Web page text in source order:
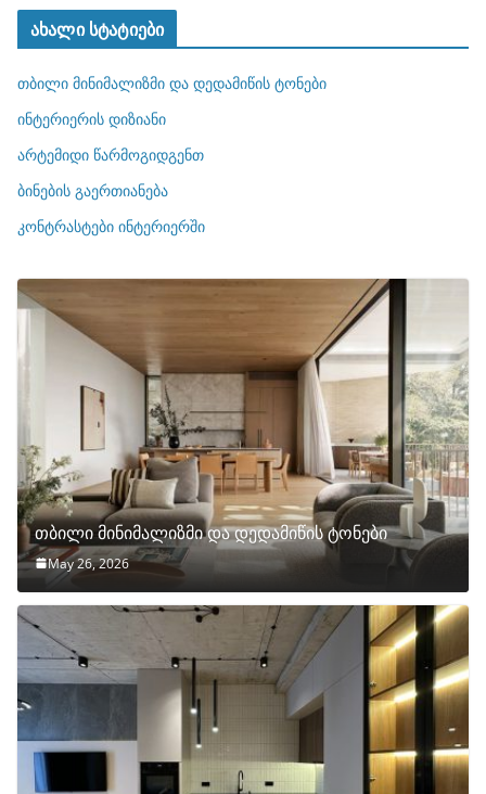
ტ
ო
რ
ბ
ი
ახალი სტატიები
თბილი მინიმალიზმი და დედამიწის ტონები
ინტერიერის დიზიანი
არტემიდი წარმოგიდგენთ
ბინების გაერთიანება
კონტრასტები ინტერიერში
თბილი მინიმალიზმი და დედამიწის ტონები
May 26, 2026